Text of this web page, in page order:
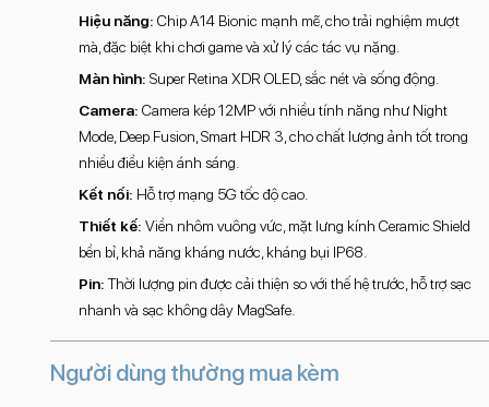
Hiệu năng: Chip A14 Bionic mạnh mẽ, cho trải nghiệm mượt
mà, đặc biệt khi chơi game và xử lý các tác vụ nặng.
Màn hình: Super Retina XDR OLED, sắc nét và sống động.
Camera: Camera kép 12MP với nhiều tính năng như Night
Mode, Deep Fusion, Smart HDR 3, cho chất lượng ảnh tốt trong
nhiều điều kiện ánh sáng.
Kết nối: Hỗ trợ mạng 5G tốc độ cao.
Thiết kế: Viền nhôm vuông vức, mặt lưng kính Ceramic Shield
bền bỉ, khả năng kháng nước, kháng bụi IP68.
Pin:Thời lượng pin được cải thiện so với thế hệ trước, hỗ trợ sạc
nhanh và sạc không dây MagSafe.
Người dùng thường mua kèm